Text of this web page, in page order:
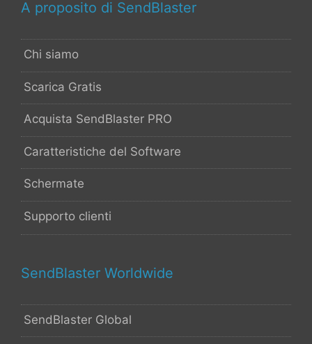
A proposito di SendBlaster
Chi siamo
Scarica Gratis
Acquista SendBlaster PRO
Caratteristiche del Software
Schermate
Supporto clienti
SendBlaster Worldwide
SendBlaster Global